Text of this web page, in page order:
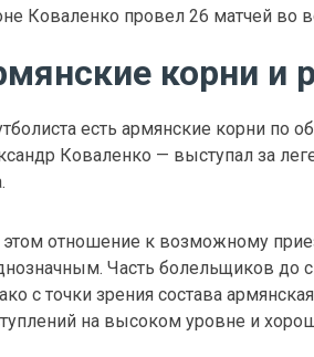
Коваленко провел 26 матчей во
корни и
есть армянские корни по
Коваленко — выступал за
отношение к возможному
Часть болельщиков до
с точки зрения состава
на высоком уровне и